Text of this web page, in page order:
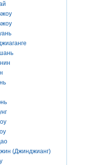
(Джинджианг)